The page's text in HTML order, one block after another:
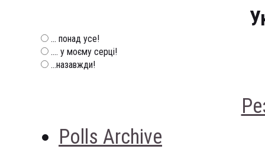
... понад усе!
.... у моєму серці!
...назавжди!
Polls Archive